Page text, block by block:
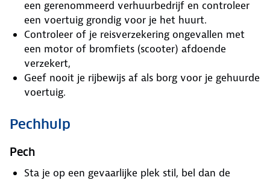
een gerenommeerd verhuurbedrijf en controleer
een voertuig grondig voor je het huurt.
Controleer of je reisverzekering ongevallen met
een motor of bromfiets (scooter) afdoende
verzekert,
Geef nooit je rijbewijs af als borg voor je gehuurde
voertuig.
Pechhulp
Pech
Sta je op een gevaarlijke plek stil, bel dan de